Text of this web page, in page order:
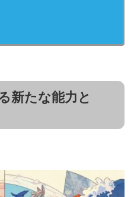
新たな能力と